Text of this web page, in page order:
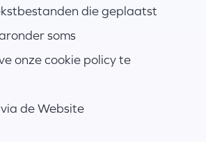
die geplaatst
soms
onze cookie policy te
de Website